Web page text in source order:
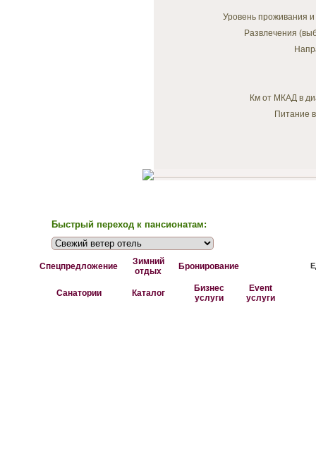
Уровень проживания и
Развлечения
Км от МКАД в
Питание
Быстрый переход к пансионатам:
Спецпредложение
Зимний
отдых
Бронирование
Санатории Каталог
Бизнес
услуги
Event
услуги